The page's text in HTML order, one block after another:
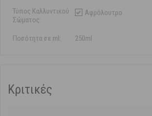
Τύπος Καλλυντικού
Σώματος:
Αφρόλουτρο
Ποσότητα σε ml: 250ml
Κριτικές